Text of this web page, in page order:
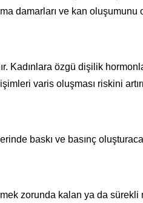
damarları ve kan
Kadınlara özgü dişilik
varis oluşması riskini
baskı ve basınç
zorunda kalan ya da sürekli